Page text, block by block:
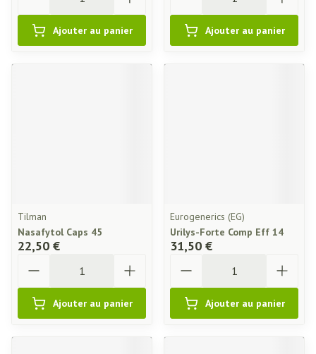
Ajouter au panier Ajouter au panier
Tilman
Nasafytol Caps 45
22,50 €
Ajouter au panier
Eurogenerics (EG)
Urilys-Forte Comp Eff 14
31,50 €
Ajouter au panier